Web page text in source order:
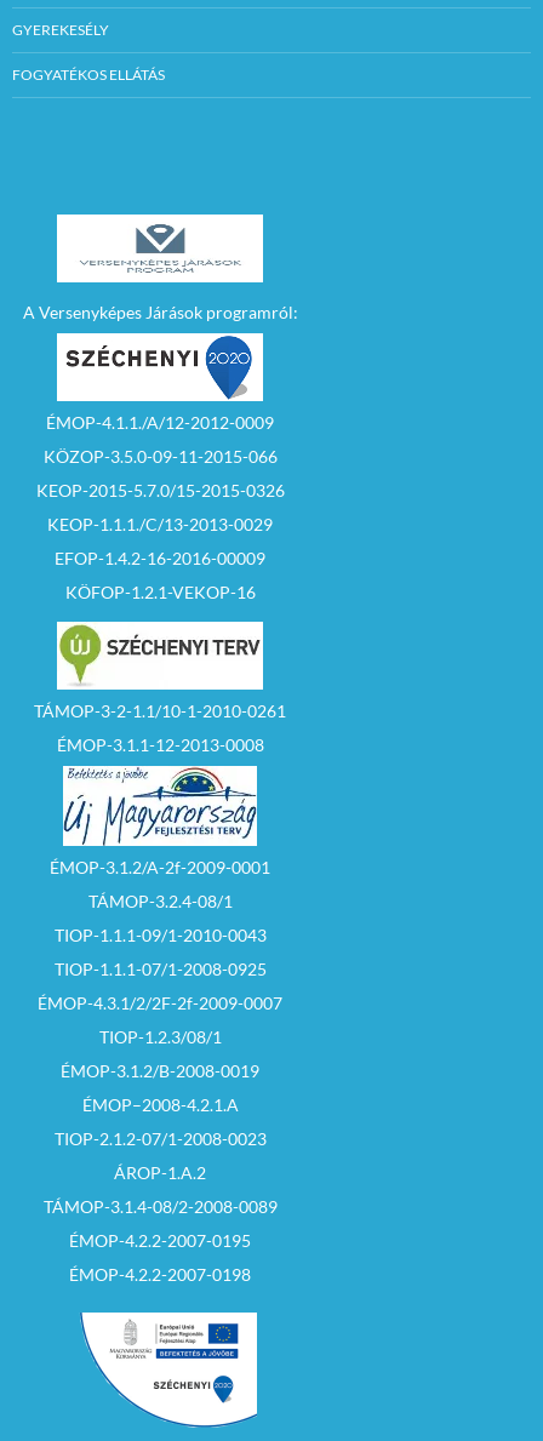
GYEREKESÉLY
FOGYATÉKOS ELLÁTÁS
A Versenyképes Járások programról:
ÉMOP-4.1.1./A/12-2012-0009
KÖZOP-3.5.0-09-11-2015-066
KEOP-2015-5.7.0/15-2015-0326
KEOP-1.1.1./C/13-2013-0029
EFOP-1.4.2-16-2016-00009
KÖFOP-1.2.1-VEKOP-16
TÁMOP-3-2-1.1/10-1-2010-0261
ÉMOP-3.1.1-12-2013-0008
ÉMOP-3.1.2/A-2f-2009-0001
TÁMOP-3.2.4-08/1
TIOP-1.1.1-09/1-2010-0043
TIOP-1.1.1-07/1-2008-0925
ÉMOP-4.3.1/2/2F-2f-2009-0007
TIOP-1.2.3/08/1
ÉMOP-3.1.2/B-2008-0019
ÉMOP–2008-4.2.1.A
TIOP-2.1.2-07/1-2008-0023
ÁROP-1.A.2
TÁMOP-3.1.4-08/2-2008-0089
ÉMOP-4.2.2-2007-0195
ÉMOP-4.2.2-2007-0198